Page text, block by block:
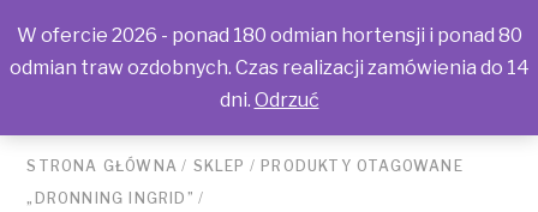
STRONA GŁÓWNA / SKLEP / PRODUKTY OTAGOWANE
„DRONNING INGRID” /
W ofercie 2026 - ponad 180 odmian hortensji i ponad 80
odmian traw ozdobnych. Czas realizacji zamówienia do 14
dni. Odrzuć